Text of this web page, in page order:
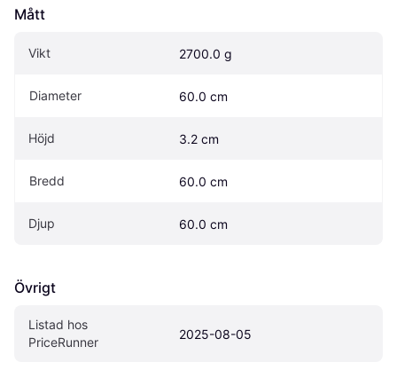
Mått
Vikt 2700.0 g
Diameter 60.0 cm
Höjd 3.2 cm
Bredd 60.0 cm
Djup 60.0 cm
Övrigt
Listad hos
PriceRunner
2025-08-05